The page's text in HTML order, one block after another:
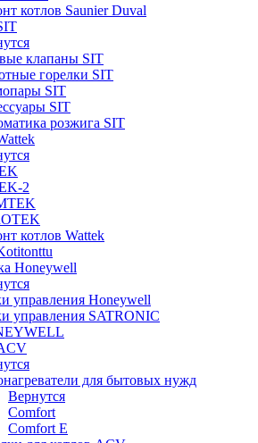
котлов Saunier Duval
клапаны SIT
горелки SIT
SIT
SIT
розжига SIT
2
котлов Wattek
Honeywеll
управления Honeywell
управления SATRONIC
для бытовых нужд
Вернутся
Comfort
Comfort E